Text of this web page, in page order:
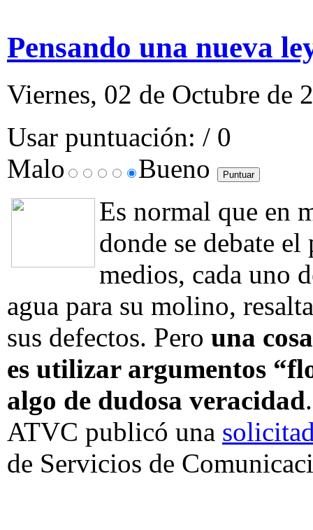
Pensando una nueva
Viernes, 02 de Octubre de
Usar puntuación: / 0
Malo
Bueno
Es normal que en
donde se debate
medios, cada uno
agua para su molino,
sus defectos. Pero una
es utilizar argumentos
algo de dudosa veracidad
ATVC publicó una
de Servicios de